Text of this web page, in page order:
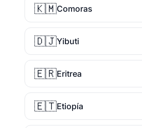
🇰🇲Comoras
🇩🇯Yibuti
🇪🇷Eritrea
🇪🇹Etiopía